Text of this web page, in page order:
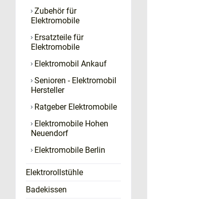
Zubehör für
Elektromobile
Ersatzteile für
Elektromobile
Elektromobil Ankauf
Senioren - Elektromobil
Hersteller
Ratgeber Elektromobile
Elektromobile Hohen
Neuendorf
Elektromobile Berlin
Elektrorollstühle
Badekissen